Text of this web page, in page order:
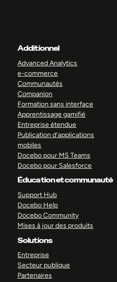
Additionnel
Advanced Analytics
e-commerce
Communautés
Companion
Formation sans interface
Apprentissage gamifié
Entreprise étendue
Publication d’applications
mobiles
Docebo pour MS Teams
Docebo pour Salesforce
Éducation et communauté
Support Hub
Docebo Help
Docebo Community
Mises à jour des produits
Solutions
Entreprise
Secteur publique
Partenaires